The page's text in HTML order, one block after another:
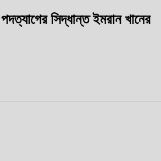
সিদ্ধান্ত ইমরান খানের